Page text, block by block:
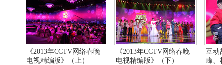
《2013年CCTV网络春晚
电视精编版》（上）
《2013年CCTV网络春晚
电视精编版》（下）
互动
峰、